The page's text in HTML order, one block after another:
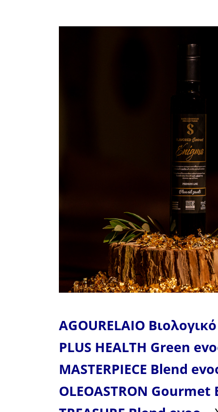
O
τον
που
επίπεδο
Κροατία,
Τυνησία,
Οι